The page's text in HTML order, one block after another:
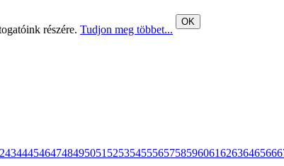
OK
részére. Tudjon meg többet...
434445464748495051 525354555657585960616263646566